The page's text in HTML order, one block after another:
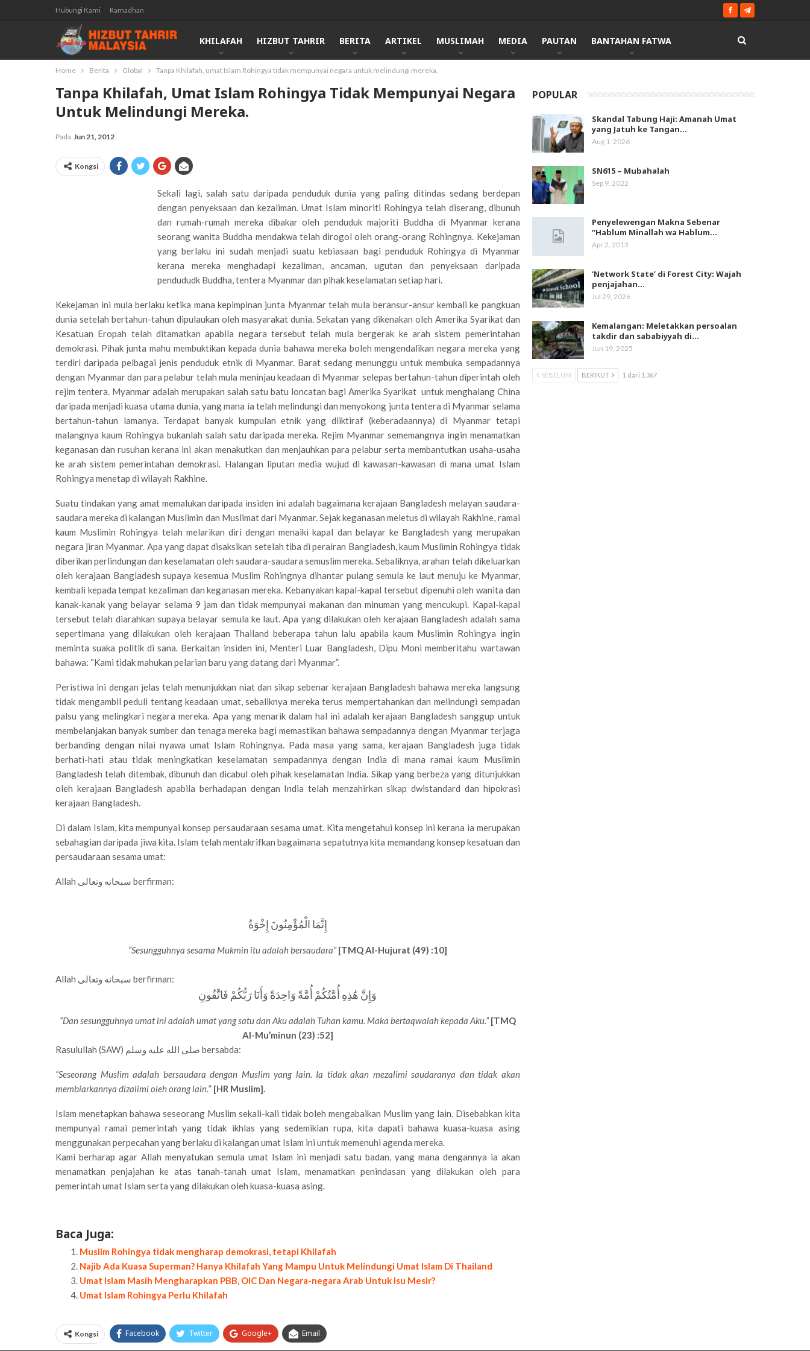
Hubungi Kami Ramadhan
KHILAFAH HIZBUT TAHRIR BERITA ARTIKEL MUSLIMAH MEDIA PAUTAN BANTAHAN FATWA
Home Berita Global Tanpa Khilafah, umat Islam Rohingya tidak mempunyai negara untuk melindungi mereka.
Tanpa Khilafah, Umat Islam Rohingya Tidak Mempunyai Negara
Untuk Melindungi Mereka.
Pada Jun 21, 2012
Kongsi
Sekali lagi, salah satu daripada penduduk dunia yang paling ditindas sedang berdepan
dengan penyeksaan dan kezaliman. Umat Islam minoriti Rohingya telah diserang, dibunuh
dan rumah-rumah mereka dibakar oleh penduduk majoriti Buddha di Myanmar kerana
seorang wanita Buddha mendakwa telah dirogol oleh orang-orang Rohingnya. Kekejaman
yang berlaku ini sudah menjadi suatu kebiasaan bagi penduduk Rohingya di Myanmar
kerana mereka menghadapi kezaliman, ancaman, ugutan dan penyeksaan daripada
pendududk Buddha, tentera Myanmar dan pihak keselamatan setiap hari.
Kekejaman ini mula berlaku ketika mana kepimpinan junta Myanmar telah mula beransur-ansur kembali ke pangkuan
dunia setelah bertahun-tahun dipulaukan oleh masyarakat dunia. Sekatan yang dikenakan oleh Amerika Syarikat dan
Kesatuan Eropah telah ditamatkan apabila negara tersebut telah mula bergerak ke arah sistem pemerintahan
demokrasi. Pihak junta mahu membuktikan kepada dunia bahawa mereka boleh mengendalikan negara mereka yang
terdiri daripada pelbagai jenis penduduk etnik di Myanmar. Barat sedang menunggu untuk membuka sempadannya
dengan Myanmar dan para pelabur telah mula meninjau keadaan di Myanmar selepas bertahun-tahun diperintah oleh
rejim tentera. Myanmar adalah merupakan salah satu batu loncatan bagi Amerika Syarikat untuk menghalang China
daripada menjadi kuasa utama dunia, yang mana ia telah melindungi dan menyokong junta tentera di Myanmar selama
bertahun-tahun lamanya. Terdapat banyak kumpulan etnik yang diiktiraf (keberadaannya) di Myanmar tetapi
malangnya kaum Rohingya bukanlah salah satu daripada mereka. Rejim Myanmar sememangnya ingin menamatkan
keganasan dan rusuhan kerana ini akan menakutkan dan menjauhkan para pelabur serta membantutkan usaha-usaha
ke arah sistem pemerintahan demokrasi. Halangan liputan media wujud di kawasan-kawasan di mana umat Islam
Rohingya menetap di wilayah Rakhine.
Suatu tindakan yang amat memalukan daripada insiden ini adalah bagaimana kerajaan Bangladesh melayan saudara-
saudara mereka di kalangan Muslimin dan Muslimat dari Myanmar. Sejak keganasan meletus di wilayah Rakhine, ramai
kaum Muslimin Rohingya telah melarikan diri dengan menaiki kapal dan belayar ke Bangladesh yang merupakan
negara jiran Myanmar. Apa yang dapat disaksikan setelah tiba di perairan Bangladesh, kaum Muslimin Rohingya tidak
diberikan perlindungan dan keselamatan oleh saudara-saudara semuslim mereka. Sebaliknya, arahan telah dikeluarkan
oleh kerajaan Bangladesh supaya kesemua Muslim Rohingnya dihantar pulang semula ke laut menuju ke Myanmar,
kembali kepada tempat kezaliman dan keganasan mereka. Kebanyakan kapal-kapal tersebut dipenuhi oleh wanita dan
kanak-kanak yang belayar selama 9 jam dan tidak mempunyai makanan dan minuman yang mencukupi. Kapal-kapal
tersebut telah diarahkan supaya belayar semula ke laut. Apa yang dilakukan oleh kerajaan Bangladesh adalah sama
sepertimana yang dilakukan oleh kerajaan Thailand beberapa tahun lalu apabila kaum Muslimin Rohingya ingin
meminta suaka politik di sana. Berkaitan insiden ini, Menteri Luar Bangladesh, Dipu Moni memberitahu wartawan
bahawa: “Kami tidak mahukan pelarian baru yang datang dari Myanmar”.
Peristiwa ini dengan jelas telah menunjukkan niat dan sikap sebenar kerajaan Bangladesh bahawa mereka langsung
tidak mengambil peduli tentang keadaan umat, sebaliknya mereka terus mempertahankan dan melindungi sempadan
palsu yang melingkari negara mereka. Apa yang menarik dalam hal ini adalah kerajaan Bangladesh sanggup untuk
membelanjakan banyak sumber dan tenaga mereka bagi memastikan bahawa sempadannya dengan Myanmar terjaga
berbanding dengan nilai nyawa umat Islam Rohingnya. Pada masa yang sama, kerajaan Bangladesh juga tidak
berhati-hati atau tidak meningkatkan keselamatan sempadannya dengan India di mana ramai kaum Muslimin
Bangladesh telah ditembak, dibunuh dan dicabul oleh pihak keselamatan India. Sikap yang berbeza yang ditunjukkan
oleh kerajaan Bangladesh apabila berhadapan dengan India telah menzahirkan sikap dwistandard dan hipokrasi
kerajaan Bangladesh.
Di dalam Islam, kita mempunyai konsep persaudaraan sesama umat. Kita mengetahui konsep ini kerana ia merupakan
sebahagian daripada jiwa kita. Islam telah mentakrifkan bagaimana sepatutnya kita memandang konsep kesatuan dan
persaudaraan sesama umat:
Allah سبحانه وتعالى berfirman:
إِنَّمَا الْمُؤْمِنُونَ إِخْوَةٌ
“Sesungguhnya sesama Mukmin itu adalah bersaudara”[TMQ Al-Hujurat (49) :10]
Allah سبحانه وتعالى berfirman:
وَإِنَّ هَٰذِهِ أُمَّتُكُمْ أُمَّةً وَاحِدَةً وَأَنَا رَبُّكُمْ فَاتَّقُونِ
“Dan sesungguhnya umat ini adalah umat yang satu dan Aku adalah Tuhan kamu. Maka bertaqwalah kepada Aku.” [TMQ
Al-Mu’minun (23) :52]
Rasulullah (SAW) صلى الله عليه وسلم bersabda:
“Seseorang Muslim adalah bersaudara dengan Muslim yang lain. Ia tidak akan mezalimi saudaranya dan tidak akan
membiarkannya dizalimi oleh orang lain.” [HR Muslim].
Islam menetapkan bahawa seseorang Muslim sekali-kali tidak boleh mengabaikan Muslim yang lain. Disebabkan kita
mempunyai ramai pemerintah yang tidak ikhlas yang sedemikian rupa, kita dapati bahawa kuasa-kuasa asing
menggunakan perpecahan yang berlaku di kalangan umat Islam ini untuk memenuhi agenda mereka.
Kami berharap agar Allah menyatukan semula umat Islam ini menjadi satu badan, yang mana dengannya ia akan
menamatkan penjajahan ke atas tanah-tanah umat Islam, menamatkan penindasan yang dilakukan oleh para
pemerintah umat Islam serta yang dilakukan oleh kuasa-kuasa asing.
Baca Juga:
Muslim Rohingya tidak mengharap demokrasi, tetapi Khilafah
Najib Ada Kuasa Superman? Hanya Khilafah Yang Mampu Untuk Melindungi Umat Islam Di Thailand
Umat Islam Masih Mengharapkan PBB, OIC Dan Negara-negara Arab Untuk Isu Mesir?
Umat Islam Rohingya Perlu Khilafah
Kongsi Facebook Twitter Google+ Email
POPULAR
Skandal Tabung Haji: Amanah Umat
yang Jatuh ke Tangan…
Aug 1, 2026
SN615 – Mubahalah
Sep 9, 2022
Penyelewengan Makna Sebenar
“Hablum Minallah wa Hablum…
Apr 2, 2013
‘Network State’ di Forest City: Wajah
penjajahan…
Jul 29, 2026
Kemalangan: Meletakkan persoalan
takdir dan sababiyyah di…
Jun 19, 2025
SEBELUM BERIKUT 1 dari 1,367